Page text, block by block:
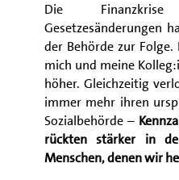
Die
Gesetzesänderungen
der Behörde zur
mich und meine
höher. Gleichzeitig
immer mehr ihren
Sozialbehörde –
rückten stärker in
Menschen, denen wir